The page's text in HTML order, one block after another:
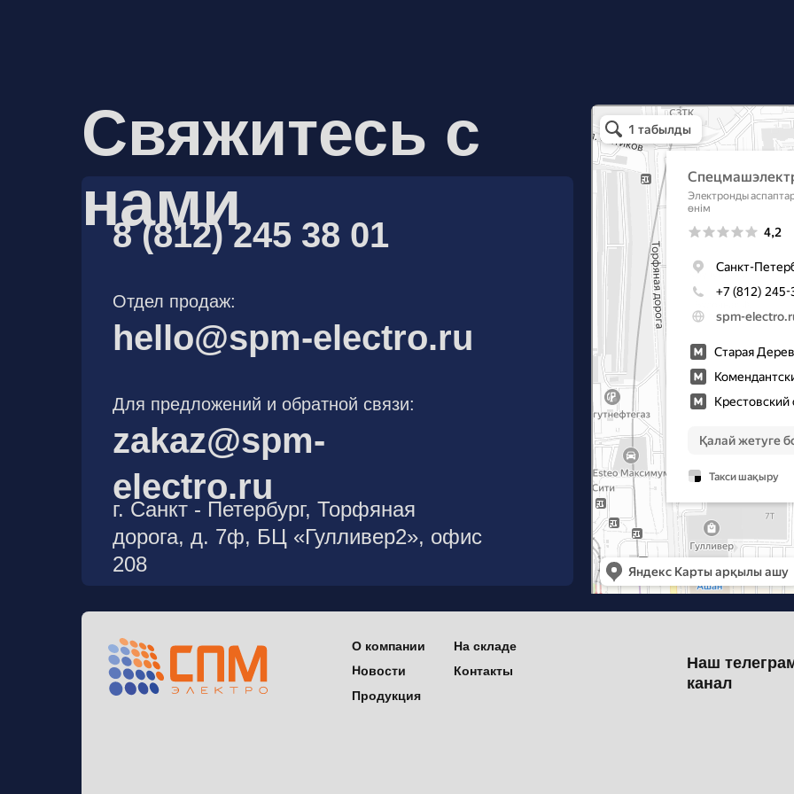
Свяжитесь с
нами
г. Санкт - Петербург, Торфяная
дорога, д. 7ф, БЦ «Гулливер2», офис
208
Отдел продаж:
hello@spm-electro.ru
Для предложений и обратной связи:
zakaz@spm-
electro.ru
8 (812) 245 38 01
Спецмашэлектро
Электронные приборы и компоненты в
О компании
Новости
Продукция
На складе
Контакты
Наш
канал